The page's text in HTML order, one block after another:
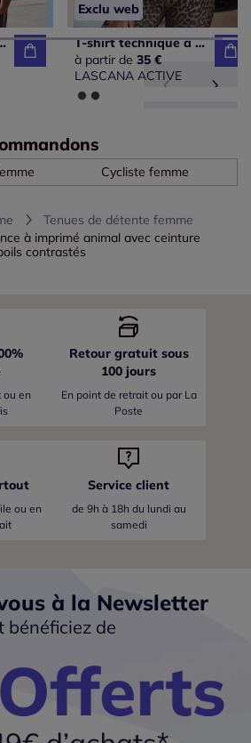
larges et effet dévoré
Exclu web
T-shirt technique à motif animal encolure ronde bretelles larges
à partir de 35 €
LASCANA ACTIVE
Cycliste femme
Tenues de détente femme
à imprimé animal avec ceinture
contrastés
ou en
Retour gratuit sous
100 jours
En point de retrait ou par La
Poste
ou en
Service client
de 9h à 18h du lundi au
samedi
à la Newsletter
bénéficiez de